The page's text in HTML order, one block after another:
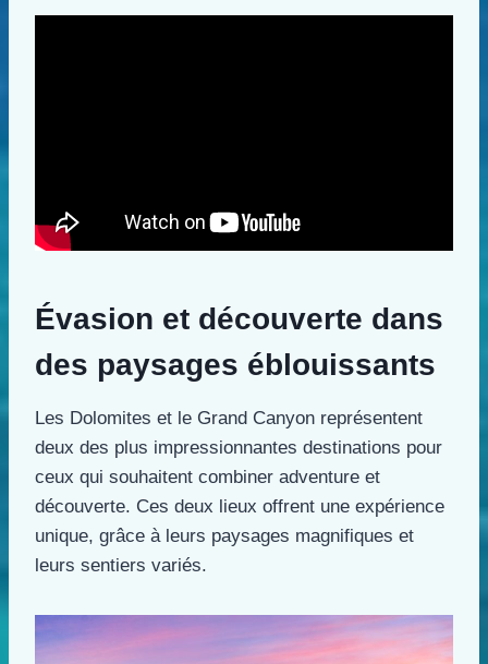
Évasion et découverte dans
des paysages éblouissants
Les Dolomites et le Grand Canyon représentent
deux des plus impressionnantes destinations pour
ceux qui souhaitent combiner adventure et
découverte. Ces deux lieux offrent une expérience
unique, grâce à leurs paysages magnifiques et
leurs sentiers variés.